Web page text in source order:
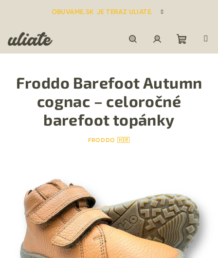
OBUVAME.SK JE TERAZ ULIATE.
HľadaťPrihlásenie
košík
Froddo Barefoot Autumn
cognac – celoročné
barefoot topánky
FRODDO 🇭🇷